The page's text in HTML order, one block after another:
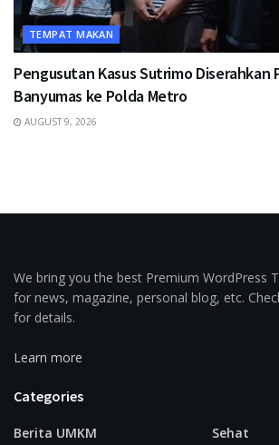
TEMPAT MAKAN
Pengusutan Kasus Sutrimo Diserahkan
Banyumas ke Polda Metro
AUGUST 9, 2026
We bring you the best Premium WordPress
for news, magazine, personal blog, etc.
for details.
Learn more
Categories
Berita UMKM
Sehat